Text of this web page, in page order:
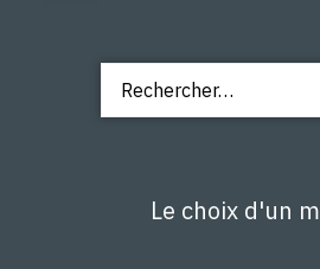
Le choix d'un